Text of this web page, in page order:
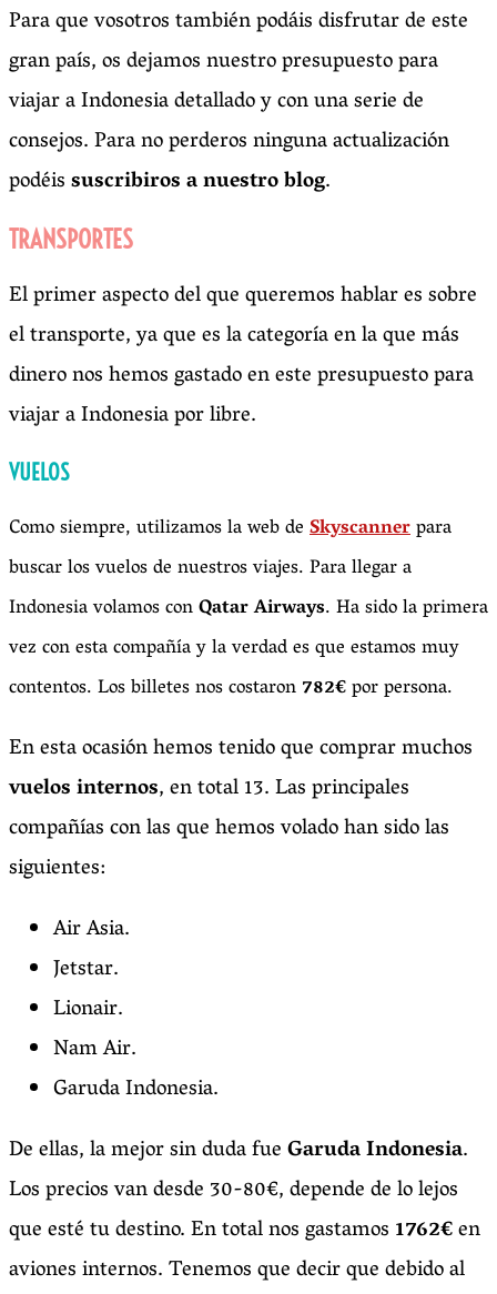
Para que vosotros también podáis disfrutar de este
gran país, os dejamos nuestro presupuesto para
viajar a Indonesia detallado y con una serie de
consejos. Para no perderos ninguna actualización
podéissuscribiros a nuestro blog.
TRANSPORTES
El primer aspecto del que queremos hablar es sobre
el transporte, ya que es la categoría en la que más
dinero nos hemos gastado en este presupuesto para
viajar a Indonesia por libre.
VUELOS
Como siempre, utilizamos la web deSkyscannerpara
buscar los vuelos de nuestros viajes. Para llegar a
Indonesia volamos conQatar Airways. Ha sido la primera
vez con esta compañía y la verdad es que estamos muy
contentos. Los billetes nos costaron782€por persona.
En esta ocasión hemos tenido que comprar muchos
vuelos internos, en total 13. Las principales
compañías con las que hemos volado han sido las
siguientes:
Air Asia.
Jetstar.
Lionair.
Nam Air.
Garuda Indonesia.
De ellas, la mejor sin duda fueGaruda Indonesia.
Los precios van desde 30-80€, depende de lo lejos
que esté tu destino. En total nos gastamos1762€en
aviones internos. Tenemos que decir que debido al